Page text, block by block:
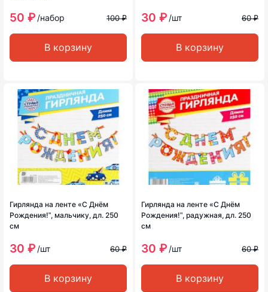
50 ₽ /набор 100 ₽
В корзину
30 ₽ /шт 60 ₽
В корзину
Гирлянда на ленте «С Днём
Рождения!ʺ, мальчику, дл. 250
см
30 ₽ /шт 60 ₽
В корзину
Гирлянда на ленте «С Днём
Рождения!ʺ, радужная, дл. 250
см
30 ₽ /шт 60 ₽
В корзину